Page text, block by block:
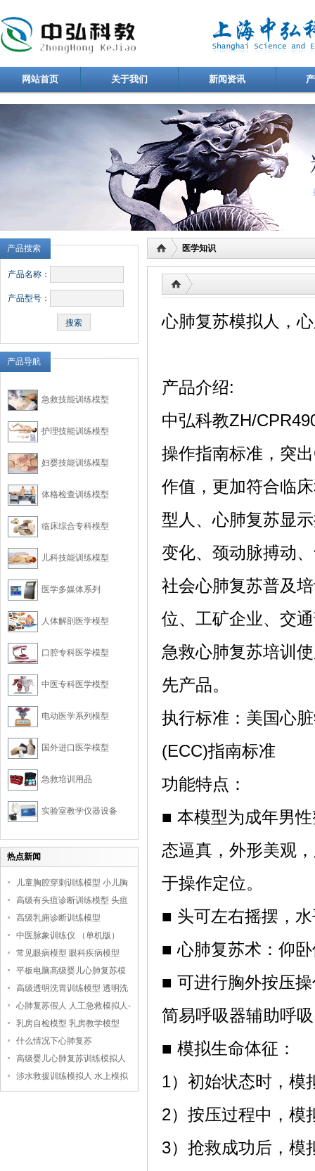
网站首页 关于我们 新闻资讯
产品搜索
产品名称：
产品型号：
产品导航
急救技能训练模型
护理技能训练模型
妇婴技能训练模型
体格检查训练模型
临床综合专科模型
儿科技能训练模型
医学多媒体系列
人体解剖医学模型
口腔专科医学模型
中医专科医学模型
电动医学系列模型
国外进口医学模型
急救培训用品
实验室教学仪器设备
热点新闻
儿童胸腔穿刺训练模型 小儿胸
腔培训模型
高级有头疽诊断训练模型 头疽
诊断教学模型
高级乳痈诊断训练模型
中医脉象训练仪 （单机版）
常见眼病模型 眼科疾病模型
平板电脑高级婴儿心肺复苏模
拟人
高级透明洗胃训练模型 透明洗
胃模型
心肺复苏假人 人工急救模拟人-
-上海中弘科教公司
乳房自检模型 乳房教学模型
什么情况下心肺复苏
高级婴儿心肺复苏训练模拟人
（无线版），婴儿心肺复苏模
拟人
涉水救援训练模拟人 水上模拟
救援假人
医学知识
心肺复苏模拟人，
产品介绍:
中弘科教ZH/
操作指南标准，突
作值，更加符合临
型人、心肺复苏显
变化、颈动脉搏动
社会心肺复苏普及
位、工矿企业、交
急救心肺复苏培训
先产品。
执行标准：美国心
(ECC)指南标准
功能特点：
■ 本模型为成年男
态逼真，外形美观
于操作定位。
■ 头可左右摇摆，
■ 心肺复苏术：仰
■ 可进行胸外按压
简易呼吸器辅助呼
■ 模拟生命体征：
1）初始状态时，模
2）按压过程中，模
3）抢救成功后，模